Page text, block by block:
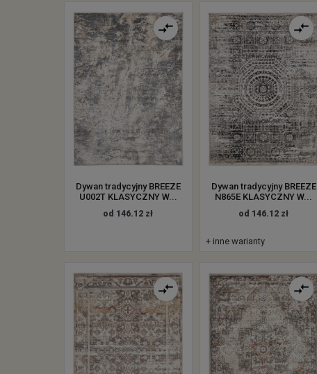
Dywan tradycyjny BREEZE
U002T KLASYCZNY W...
od 146.12 zł
Dywan tradycyjny BREEZE
N865E KLASYCZNY W...
od 146.12 zł
+ inne warianty